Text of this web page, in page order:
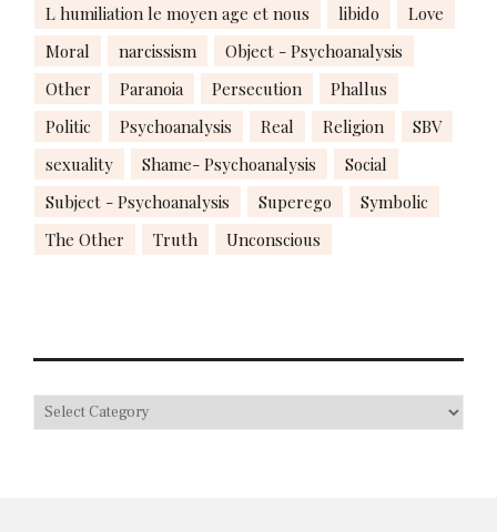
L humiliation le moyen age et nous
libido
Love
Moral
narcissism
Object - Psychoanalysis
Other
Paranoia Persecution
Phallus
Politic
Psychoanalysis Real Religion
SBV
sexuality
Shame- Psychoanalysis
Social
Subject - Psychoanalysis
Superego
Symbolic
The Other
Truth Unconscious